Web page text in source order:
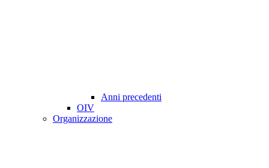
Anni precedenti
OIV
Organizzazione